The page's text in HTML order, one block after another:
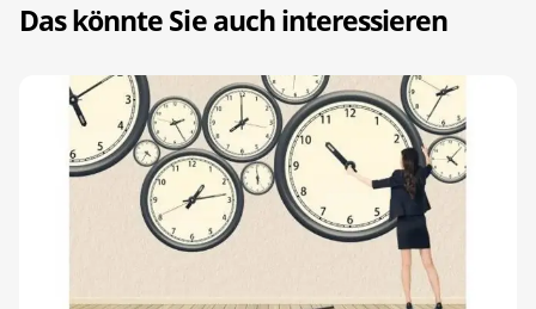
Das könnte Sie auch interessieren